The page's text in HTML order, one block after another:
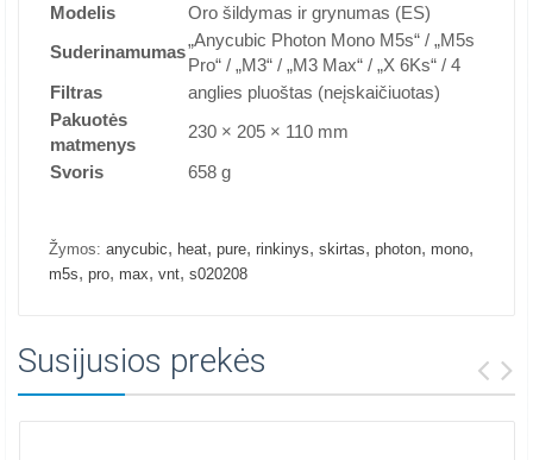
Modelis
Oro šildymas ir grynumas (ES)
Suderinamumas
„Anycubic Photon Mono M5s“ / „M5s
Pro“ / „M3“ / „M3 Max“ / „X 6Ks“ / 4
Filtras
anglies pluoštas (neįskaičiuotas)
Pakuotės
matmenys
230 × 205 × 110 mm
Svoris
658 g
Žymos: anycubic, heat, pure, rinkinys, skirtas, photon, mono,
m5s, pro, max, vnt, s020208
Susijusios prekės